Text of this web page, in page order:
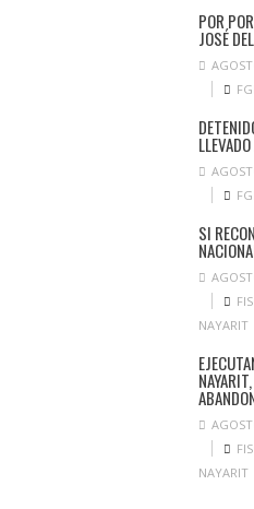
POR
JOSÉ
SI
NAYARIT
NAYARIT